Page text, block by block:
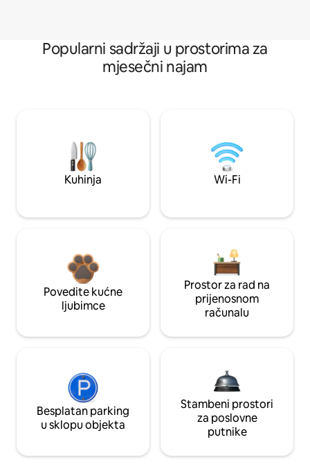
Popularni sadržaji u prostorima za
mjesečni najam
Kuhinja Wi-Fi
Povedite kućne
ljubimce
Prostor za rad na
prijenosnom
računalu
Besplatan parking
u sklopu objekta
Stambeni prostori
za poslovne
putnike